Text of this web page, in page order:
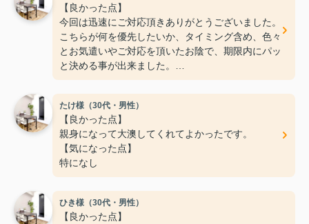
【良かった点】
今回は迅速にご対応頂きありがとうございました。
こちらが何を優先したいか、タイミング含め、色々
とお気遣いやご対応を頂いたお陰で、期限内にパッ
と決める事が出来ました。
フットワークが軽く、希望もちゃんと聞いて下さい
ます。
ご親切にありがとうございました！
【気になった点】
特にないです！
たけ様（30代・男性）
【良かった点】
親身になって大澳してくれてよかったです。
【気になった点】
特になし
ひき様（30代・男性）
【良かった点】